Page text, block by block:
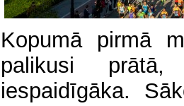
Kopumā pirmā
palikusi
iespaidīgāka.